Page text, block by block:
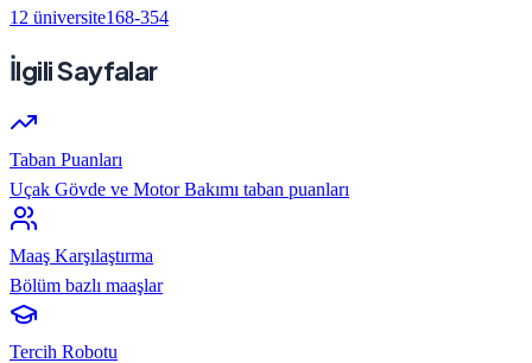
12 üniversite168-354
İlgili Sayfalar
Taban Puanları
Uçak Gövde ve Motor Bakımı taban puanları
Maaş Karşılaştırma
Bölüm bazlı maaşlar
Tercih Robotu